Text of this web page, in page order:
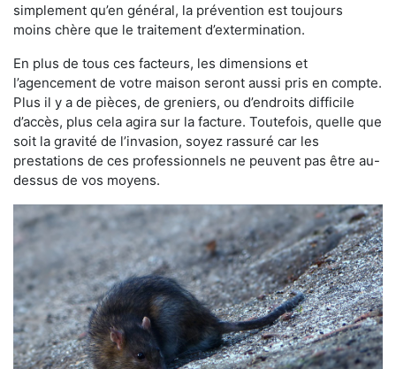
simplement qu’en général, la prévention est toujours
moins chère que le traitement d’extermination.
En plus de tous ces facteurs, les dimensions et
l’agencement de votre maison seront aussi pris en compte.
Plus il y a de pièces, de greniers, ou d’endroits difficile
d’accès, plus cela agira sur la facture. Toutefois, quelle que
soit la gravité de l’invasion, soyez rassuré car les
prestations de ces professionnels ne peuvent pas être au-
dessus de vos moyens.